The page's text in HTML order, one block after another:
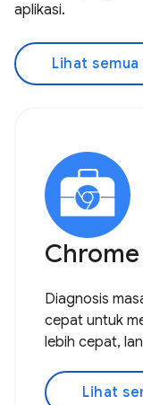
aplikasi.
Lihat semua
Diagnosis
cepat untuk
lebih cepat,
Lihat